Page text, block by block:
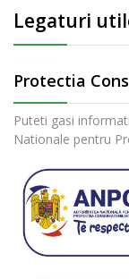
Legaturi
Protectia
Puteti gasi
Nationale pentru